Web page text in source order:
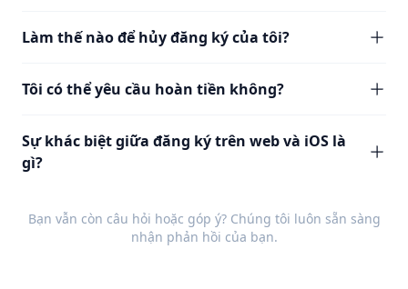
Làm thế nào để hủy đăng ký của tôi?
Tôi có thể yêu cầu hoàn tiền không?
Sự khác biệt giữa đăng ký trên web và iOS là
gì?
Bạn vẫn còn câu hỏi hoặc góp ý? Chúng tôi luôn sẵn sàng
nhận phản hồi của bạn.